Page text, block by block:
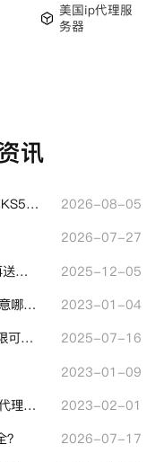
美国ip代理服
务器
讯
出海代理协议怎么选？HTTP(S)与SOCKS5核心差异与选型技巧
2026-08-05
2026-07-27
AdsPower 黑五大促开启｜年付 6 折再送半年＋豪礼抽奖
2025-12-05
想要利用海外住宅代理高效数据都要注意哪些地方？
2023-01-04
DuoPlus云手机功能全览，助力出海无限可能！
2025-07-16
2023-01-09
如何测试该海外住宅代理是否适合数据代理使用？
2023-02-01
2026-07-17